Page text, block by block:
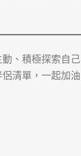
動、積極探索自己
清單，一起加油